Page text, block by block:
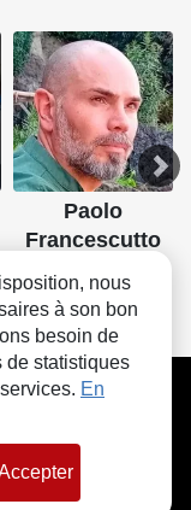
Paolo
Francescutto
Cookies
nous
à son bon
besoin de
de statistiques
En